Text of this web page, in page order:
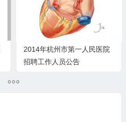
2014年杭州市第一人民医院
招聘工作人员公告